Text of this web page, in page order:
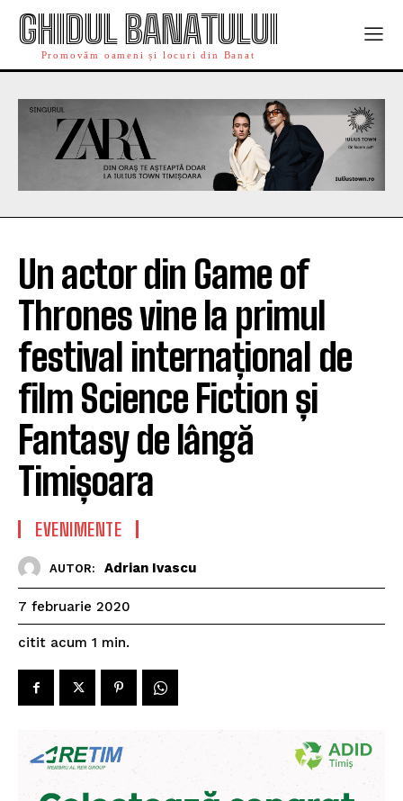
GHIDUL BANATULUI
Promovăm oameni și locuri din Banat
Un actor din Game of
Thrones vine la primul
festival internațional de
film Science Fiction și
Fantasy de lângă
Timișoara
EVENIMENTE
AUTOR: Adrian Ivascu
7 februarie 2020
citit acum 1 min.